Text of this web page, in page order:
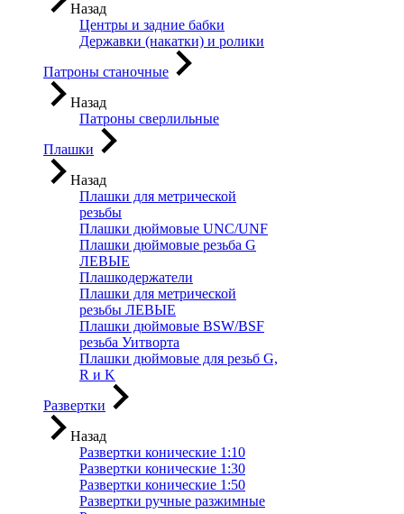
Назад
Центры и задние бабки
Державки (накатки) и ролики
Патроны станочные
Назад
Патроны сверлильные
Плашки
Назад
Плашки для метрической
резьбы
Плашки дюймовые UNC/UNF
Плашки дюймовые резьба G
ЛЕВЫЕ
Плашкодержатели
Плашки для метрической
резьбы ЛЕВЫЕ
Плашки дюймовые BSW/BSF
резьба Уитворта
Плашки дюймовые для резьб G,
R и K
Развертки
Назад
Развертки конические 1:10
Развертки конические 1:30
Развертки конические 1:50
Развертки ручные разжимные